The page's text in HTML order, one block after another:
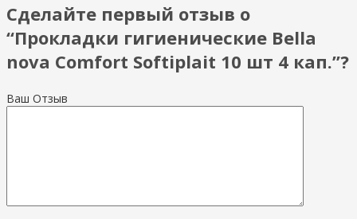
Сделайте первый отзыв о
“Прокладки гигиенические Bella
nova Comfort Softiplait 10 шт 4 кап.”?
Ваш Отзыв